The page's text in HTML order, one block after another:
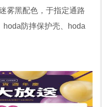
雾黑配色，于指定通路
防摔保护壳、hoda